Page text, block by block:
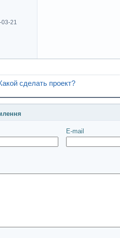
21
сделать проект?
і натисніть Надіслати
E-mail